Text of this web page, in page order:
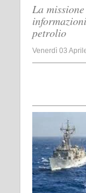
La
petrolio
Venerdì 03